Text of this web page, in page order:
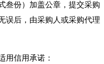
叁份）加盖公章 ， 提交采购
误后，由采购人或采购代理
用信用承诺：